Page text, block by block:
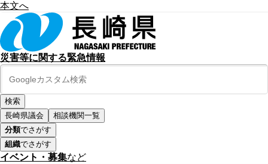
本文へ
災害等に関する緊急情報
長崎県議会
相談機関一覧
分類でさがす
組織でさがす
イベント・募集など